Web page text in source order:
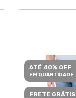
ATÉ 40% OFF
EM QUANTIDADE
FRETE GRÁTIS